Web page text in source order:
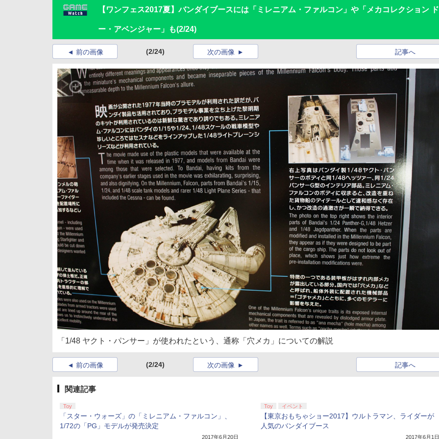
【ワンフェス2017夏】バンダイブースには「ミレニアム・ファルコン」や「メカコレクショ
ー・アベンジャー」も(2/24)
前の画像 (2/24) 次の画像 記事へ
「1/48 ヤクト・パンサー」が使われたという、通称「穴メカ」についての解説
前の画像 (2/24) 次の画像 記事へ
関連記事
Toy
「スター・ウォーズ」の「ミレニアム・ファルコン」、
1/72の「PG」モデルが発売決定
2017年6月20日
Toy イベント
【東京おもちゃショー2017】ウルトラマン、ライダーが
人気のバンダイブース
2017年6月1日